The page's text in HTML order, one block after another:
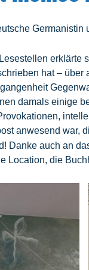
hat –
damals einige
anwesend
Danke auch an
die